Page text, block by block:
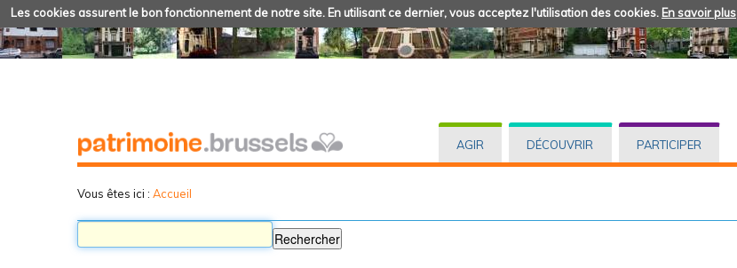
Les cookies assurent le bon fonctionnement de notre site. En utilisant ce dernier, vous acceptez l'utilisation des cookies. En savoir plus
AGIR DÉCOUVRIR PARTICIPER
Vous êtes ici : Accueil